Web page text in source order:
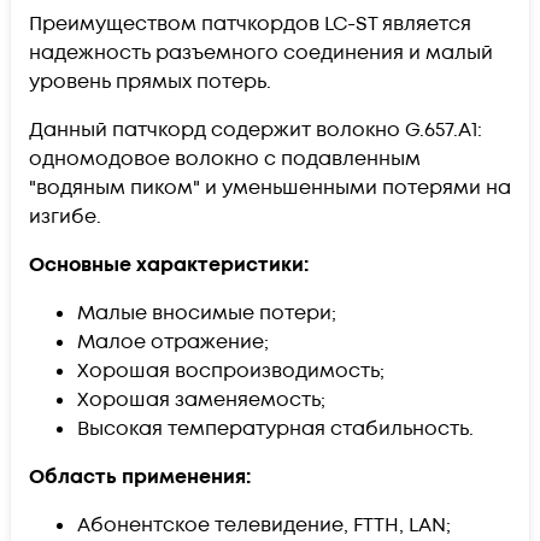
Преимуществом патчкордов LC-ST является
надежность разъемного соединения и малый
уровень прямых потерь.
Данный патчкорд содержит волокно G.657.А1:
одномодовое волокно с подавленным
"водяным пиком" и уменьшенными потерями на
изгибе.
Основные характеристики:
Малые вносимые потери;
Малое отражение;
Хорошая воспроизводимость;
Хорошая заменяемость;
Высокая температурная стабильность.
Область применения:
Абонентское телевидение, FTTH, LAN;